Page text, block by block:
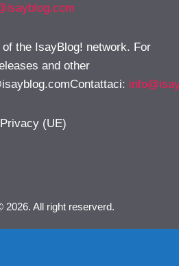
the IsayBlog! network. For
and other
:
(UE)
2026. All right reserverd.